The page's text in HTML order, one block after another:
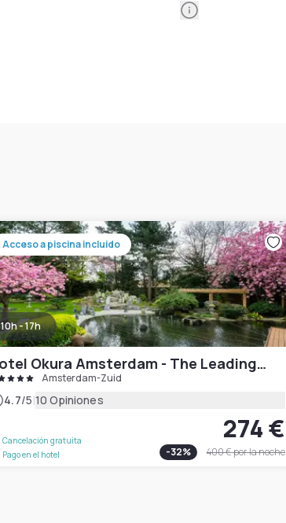
Information
Acceso a piscina incluido
10h - 17h
Hotel Okura Amsterdam - The Leading Hotels of the World
Amsterdam-Zuid
4.7/5|10 Opiniones
Cancelación gratuita
Pago en el hotel
274 €
-32% 400 €por la noche